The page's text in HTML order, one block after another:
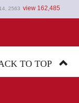
ကြည့်ရအောင်။
2563 view 162,485
TO TOP